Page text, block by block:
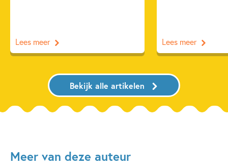
Lees meer Lees meer
Bekijk alle artikelen
Meer van deze auteur